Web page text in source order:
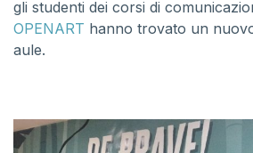
gli studenti dei corsi di
OPENART hanno trovato un
aule.